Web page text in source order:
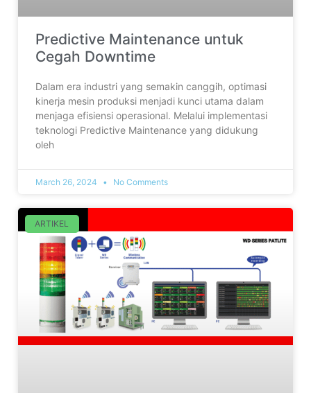
Predictive Maintenance untuk
Cegah Downtime
Dalam era industri yang semakin canggih, optimasi
kinerja mesin produksi menjadi kunci utama dalam
menjaga efisiensi operasional. Melalui implementasi
teknologi Predictive Maintenance yang didukung
oleh
March 26, 2024 No Comments
ARTIKEL